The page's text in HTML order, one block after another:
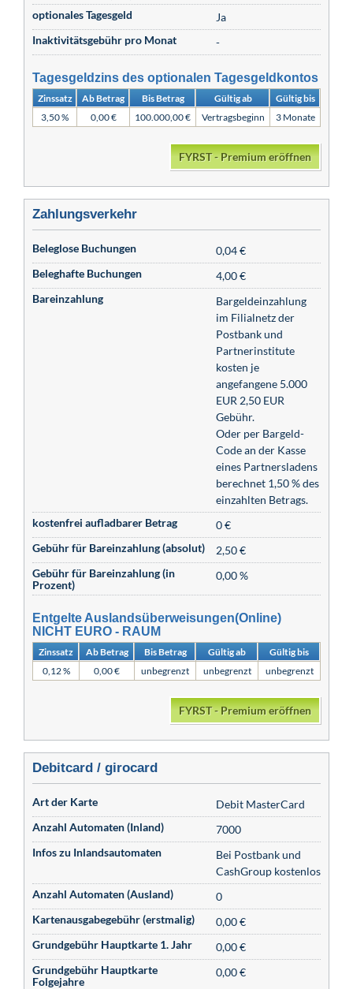
optionales Tagesgeld
Ja
Inaktivitätsgebühr pro Monat
-
Tagesgeldzins des optionalen Tagesgeldkontos
Zinssatz Ab Betrag Bis Betrag Gültig ab
Gültig bis
3,50 %
0,00 € 100.000,00 € Vertragsbeginn 3 Monate
FYRST - Premium eröffnen
Zahlungsverkehr
Beleglose Buchungen
0,04 €
Beleghafte Buchungen
4,00 €
Bareinzahlung
Bargeldeinzahlung
im Filialnetz der
Postbank und
Partnerinstitute
kosten je
angefangene 5.000
EUR 2,50 EUR
Gebühr.
Oder per Bargeld-
Code an der Kasse
eines Partnersladens
berechnet 1,50 % des
einzahlten Betrags.
kostenfrei aufladbarer Betrag
0 €
Gebühr für Bareinzahlung (absolut)
2,50 €
Gebühr für Bareinzahlung (in
Prozent)
0,00 %
Entgelte Auslandsüberweisungen(Online)
NICHT EURO - RAUM
Zinssatz Ab Betrag Bis Betrag Gültig ab
Gültig bis
0,12 %
0,00 € unbegrenzt unbegrenzt unbegrenzt
FYRST - Premium eröffnen
Debitcard / girocard
Art der Karte
Debit MasterCard
Anzahl Automaten (Inland)
7000
Infos zu Inlandsautomaten
Bei Postbank und
CashGroup kostenlos
Anzahl Automaten (Ausland)
0
Kartenausgabegebühr (erstmalig)
0,00 €
Grundgebühr Hauptkarte 1. Jahr
0,00 €
Grundgebühr Hauptkarte
Folgejahre
0,00 €